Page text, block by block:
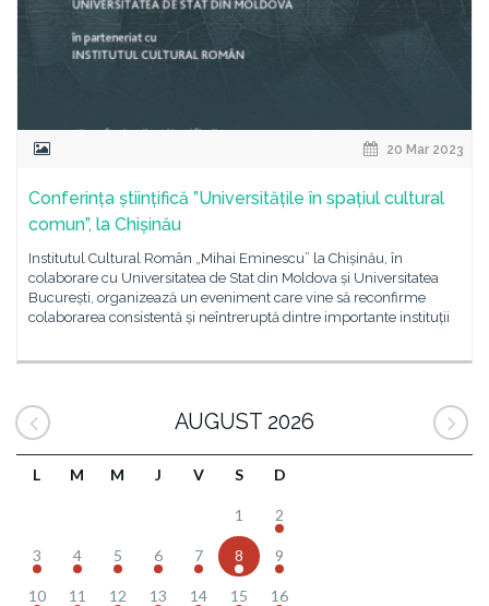
20 Mar 2023
Conferința științifică ”Universitățile în spațiul cultural
comun”, la Chișinău
Institutul Cultural Român „Mihai Eminescu” la Chișinău, în
colaborare cu Universitatea de Stat din Moldova și Universitatea
București, organizează un eveniment care vine să reconfirme
colaborarea consistentă și neîntreruptă dintre importante instituții
AUGUST 2026
L M M J V S D
1 2
3 4 5 6 7 8 9
10 11 12 13 14 15 16